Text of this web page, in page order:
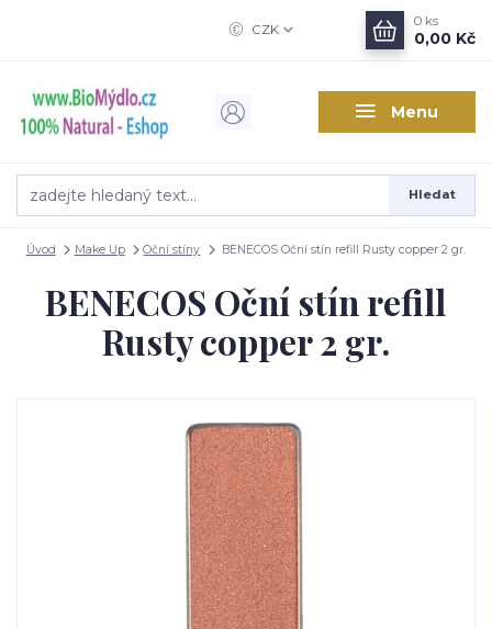
Menu
CZK
Hledat
0 ks
0,00 Kč
Úvod Make Up Oční stíny BENECOS Oční stín refill Rusty copper 2 gr.
BENECOS Oční stín refill
Rusty copper 2 gr.